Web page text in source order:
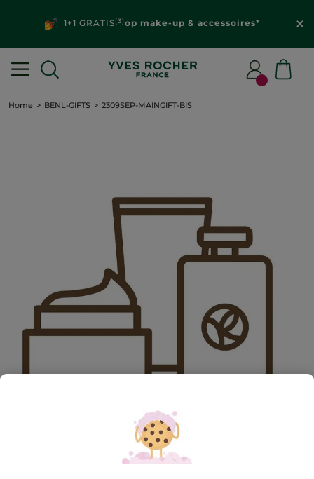
1+1 GRATIS(3)op make-up & accessoires*
Home BENL-GIFTS 2309SEP-MAINGIFT-BIS